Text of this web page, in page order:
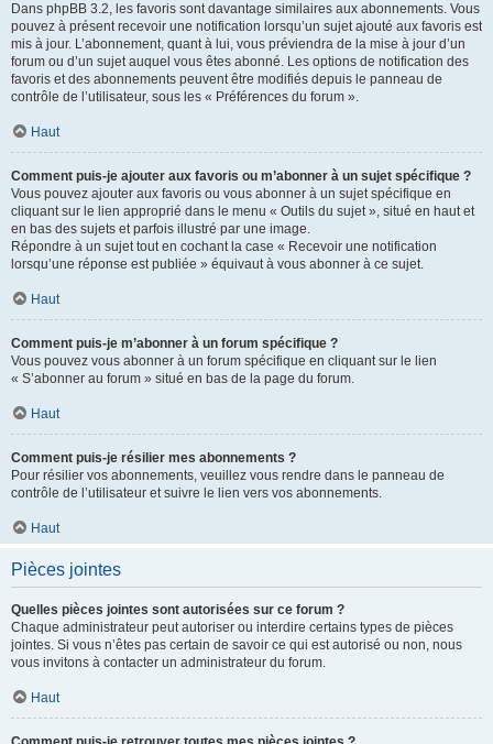
Dans phpBB 3.2, les favoris sont davantage similaires aux abonnements. Vous
pouvez à présent recevoir une notification lorsqu’un sujet ajouté aux favoris est
mis à jour. L’abonnement, quant à lui, vous préviendra de la mise à jour d’un
forum ou d’un sujet auquel vous êtes abonné. Les options de notification des
favoris et des abonnements peuvent être modifiés depuis le panneau de
contrôle de l’utilisateur, sous les « Préférences du forum ».
Haut
Comment puis-je ajouter aux favoris ou m’abonner à un sujet spécifique ?
Vous pouvez ajouter aux favoris ou vous abonner à un sujet spécifique en
cliquant sur le lien approprié dans le menu « Outils du sujet », situé en haut et
en bas des sujets et parfois illustré par une image.
Répondre à un sujet tout en cochant la case « Recevoir une notification
lorsqu’une réponse est publiée » équivaut à vous abonner à ce sujet.
Haut
Comment puis-je m’abonner à un forum spécifique ?
Vous pouvez vous abonner à un forum spécifique en cliquant sur le lien
« S’abonner au forum » situé en bas de la page du forum.
Haut
Comment puis-je résilier mes abonnements ?
Pour résilier vos abonnements, veuillez vous rendre dans le panneau de
contrôle de l’utilisateur et suivre le lien vers vos abonnements.
Haut
Pièces jointes
Quelles pièces jointes sont autorisées sur ce forum ?
Chaque administrateur peut autoriser ou interdire certains types de pièces
jointes. Si vous n’êtes pas certain de savoir ce qui est autorisé ou non, nous
vous invitons à contacter un administrateur du forum.
Haut